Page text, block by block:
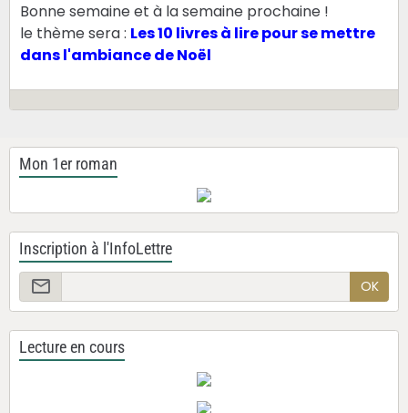
Bonne semaine et à la semaine prochaine !
le thème sera : Les 10 livres à lire pour se mettre
dans l'ambiance de Noël
Mon 1er roman
Inscription à l'InfoLettre
OK
Lecture en cours